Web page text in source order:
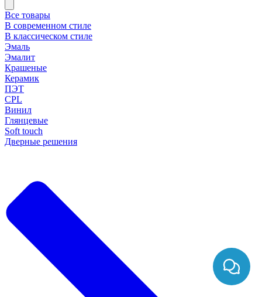
Все товары
В современном стиле
В классическом стиле
Эмаль
Эмалит
Крашеные
Керамик
ПЭТ
CPL
Винил
Глянцевые
Soft touch
Дверные решения